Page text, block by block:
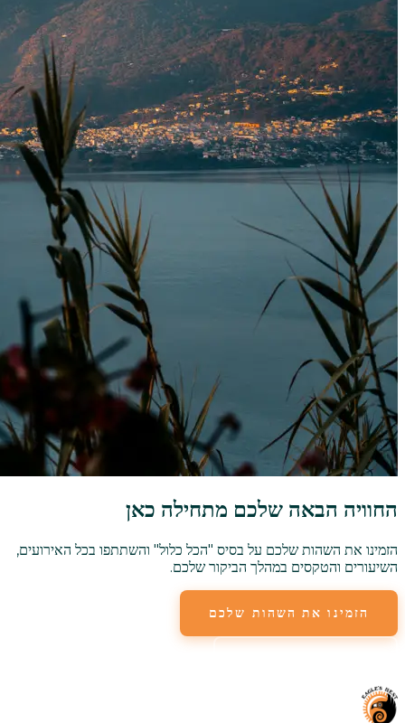
החוויה הבאה שלכם מתחילה כאן
הזמינו את השהות שלכם על בסיס "הכל כלול" והשתתפו בכל האירועים,
השיעורים והטקסים במהלך הביקור שלכם.
הזמינו את השהות שלכם